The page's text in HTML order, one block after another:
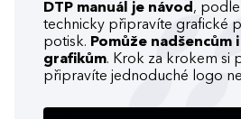
DTP manuál je návod ,
technicky připravíte grafické
potisk. Pomůže
grafikům. Krok za krokem si
připravíte jednoduché logo